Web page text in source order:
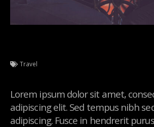
Travel
Lorem ipsum dolor sit amet,
adipiscing elit. Sed tempus nibh
adipiscing. Fusce in hendrerit